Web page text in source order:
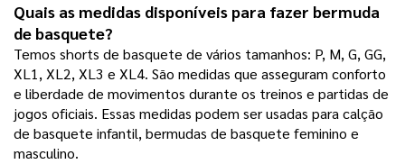
Quais as medidas disponíveis para fazer bermuda
de basquete?
Temos shorts de basquete de vários tamanhos: P, M, G, GG,
XL1, XL2, XL3 e XL4. São medidas que asseguram conforto
e liberdade de movimentos durante os treinos e partidas de
jogos oficiais. Essas medidas podem ser usadas para calção
de basquete infantil, bermudas de basquete feminino e
masculino.